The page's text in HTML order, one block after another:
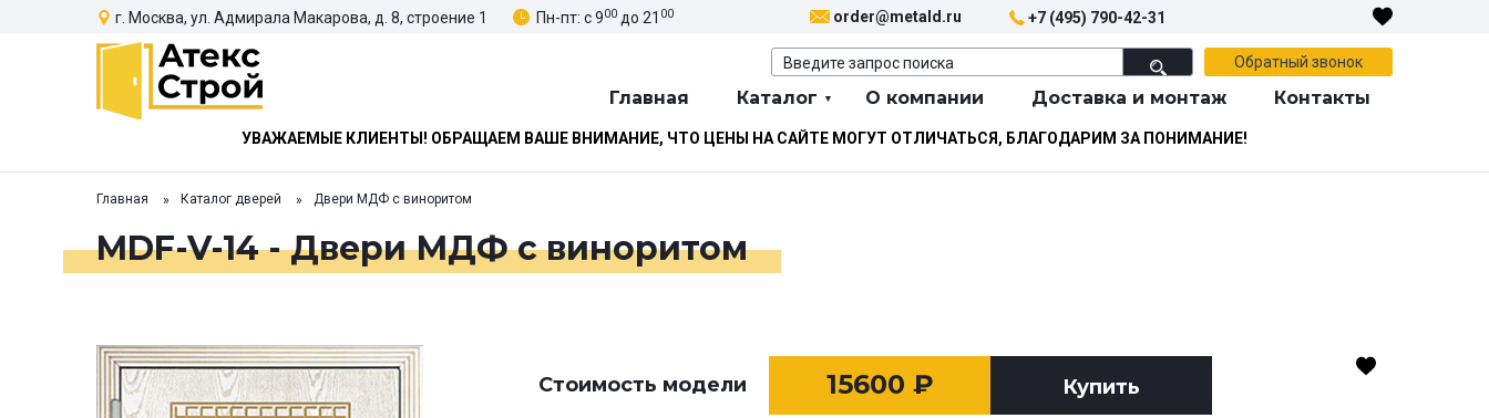
г. Москва, ул. Адмирала Макарова, д. 8, строение 1 Пн-пт: с 900 до 21 00 order@metald.ru +7 (495) 790-42-31
Обратный звонок
Главная Каталог О компании Доставка и монтаж Контакты
УВАЖАЕМЫЕ КЛИЕНТЫ! ОБРАЩАЕМ ВАШЕ ВНИМАНИЕ, ЧТО ЦЕНЫ НА САЙТЕ МОГУТ ОТЛИЧАТЬСЯ, БЛАГОДАРИМ ЗА ПОНИМАНИЕ!
Главная Каталог дверей Двери МДФ с виноритом
MDF-V-14 - Двери МДФ с виноритом
Стоимость модели 15600 ₽ Купить